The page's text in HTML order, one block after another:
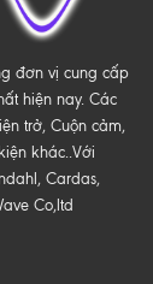
đơn vị cung cấp
hiện nay. Các
trở, Cuộn cảm,
khác..Với
Cardas,
Co,ltd